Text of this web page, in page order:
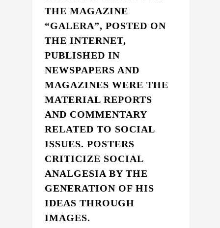
THE MAGAZINE
“GALERA”, POSTED ON
THE INTERNET,
PUBLISHED IN
NEWSPAPERS AND
MAGAZINES WERE THE
MATERIAL REPORTS
AND COMMENTARY
RELATED TO SOCIAL
ISSUES. POSTERS
CRITICIZE SOCIAL
ANALGESIA BY THE
GENERATION OF HIS
IDEAS THROUGH
IMAGES.